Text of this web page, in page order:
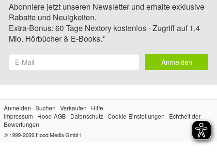
Abonniere jetzt unseren Newsletter und erhalte exklusive
Rabatte und Neuigkeiten.
Extra-Bonus: 60 Tage Nextory kostenlos - Zugriff auf 1,4
Mio. Hörbücher & E-Books.*
Anmelden
Anmelden Suchen Verkaufen
Hilfe
Impressum
Hood-AGB Datenschutz Cookie-Einstellungen
Echtheit der
Bewertungen
© 1999-2026 Hood Media GmbH